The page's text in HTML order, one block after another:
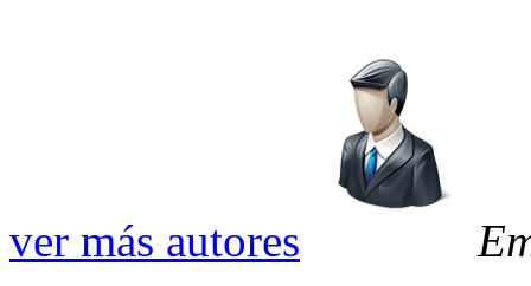
ver más autores